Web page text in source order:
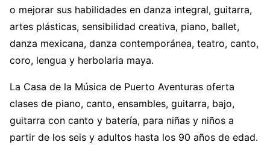
o mejorar sus habilidades en danza integral, guitarra,
artes plásticas, sensibilidad creativa, piano, ballet,
danza mexicana, danza contemporánea, teatro, canto,
coro, lengua y herbolaria maya.
La Casa de la Música de Puerto Aventuras oferta
clases de piano, canto, ensambles, guitarra, bajo,
guitarra con canto y batería, para niñas y niños a
partir de los seis y adultos hasta los 90 años de edad.